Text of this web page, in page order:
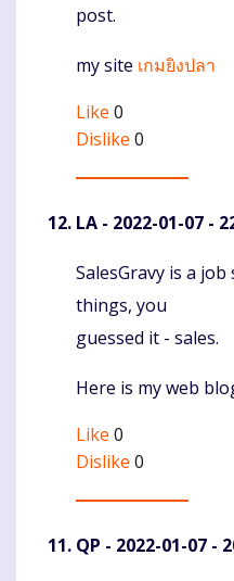
post.
my site เกมยิงปลา
Like 0
Dislike 0
LA - 2022-01-07 -
Komentaras
SalesGravy is a
things, you
guessed it - sales.
Here is my web
Like 0
Dislike 0
QP - 2022-01-07 -